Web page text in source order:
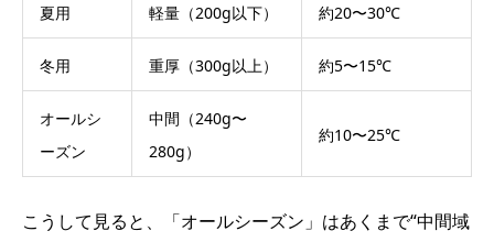
夏用 軽量（200g以下） 約20〜30℃
冬用 重厚（300g以上） 約5〜15℃
オールシ
ーズン
中間（240g〜
280g）
約10〜25℃
こうして見ると、「オールシーズン」はあくまで“中間域